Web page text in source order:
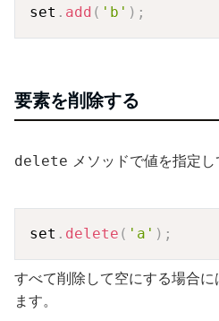
set . add ( 'b' ) ;
要素を削除する
delete メソッドで値を指定し
set . delete ( 'a' ) ;
すべて削除して空にする場合に
ます。